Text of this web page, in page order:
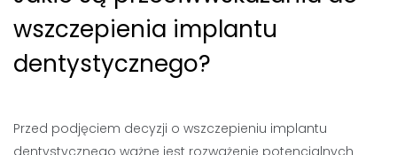
wszczepienia implantu
dentystycznego?
Przed podjęciem decyzji o wszczepieniu implantu
dentystycznego ważne jest rozważenie potencjalnych